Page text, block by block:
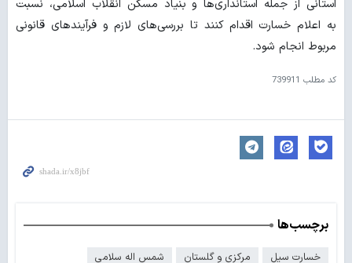
استانی از جمله استانداری‌ها و بنیاد مسکن انقلاب اسلامی، نسبت
به اعلام خسارت اقدام کنند تا بررسی‌های لازم و فرآیندهای قانونی
مربوط انجام شود.
کد مطلب 739911
برچسب‌ها
خسارت سیل مرکزی و گلستان
شمس اله سلامی